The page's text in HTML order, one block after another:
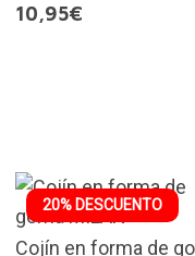
10,95€
20% DESCUENTO
Cojín en forma de